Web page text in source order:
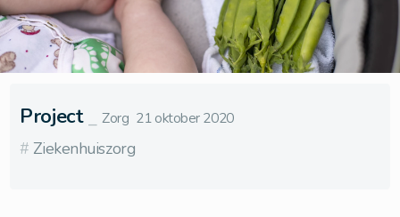
Project Zorg 21 oktober 2020
# Ziekenhuiszorg